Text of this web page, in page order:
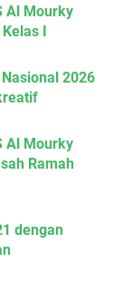
Al Mourky
I
2026
Al Mourky
Ramah
dengan